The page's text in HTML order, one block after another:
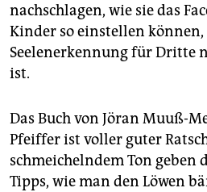
genossenschaft
epaper login
nachschlagen, wie sie das
Kinder so einstellen können,
Seelenerkennung für Dritte
ist.
Das Buch von Jöran Muuß-
Pfeiffer ist voller guter
schmeichelndem Ton geben
Tipps, wie man den Löwen